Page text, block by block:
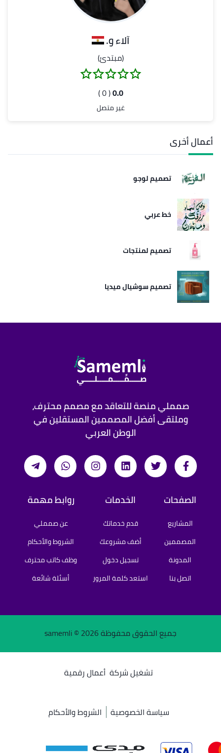
آلاء و.
(مبتدئ)
0.0
( 0 )
غير متصل
أعمال أخرى
تصميم لوجو
خط عربي
تصميم لمنتجات
تصميم سوشيال ميديا
صمملي منصة للتعاقد مع مصمم محترف،
وملتقى أفضل المصممين المستقلين في
الوطن العربي
الصفحات
المشاريع
المصممين
المدونة
اتصل بنا
الخدمات
قدم خدماتك
أضف مشروعك
تسجيل دخول
استعد كلمة المرور
روابط مهمة
عن صمملي
الشروط والأحكام
وظف كاتب محترف
أسئلة شائعة
جميع الحقوق محفوظة samemli ©2026
تشغيل شركة أعمال رقمية
سياسة الخصوصية الشروط والأحكام